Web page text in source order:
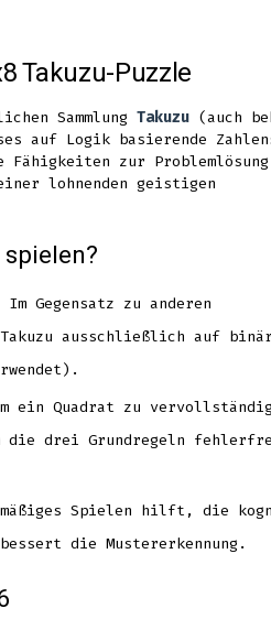
a
new
tab
a
new
tab
a
new
tab
Takuzu-Puzzle
SammlungTakuzu (auch
auf Logik basierende
zur Problemlösung
lohnenden geistigen
Im Gegensatz zu anderen
ausschließlich auf
ein Quadrat zu
die drei Grundregeln
Spielen hilft, die
die Mustererkennung.